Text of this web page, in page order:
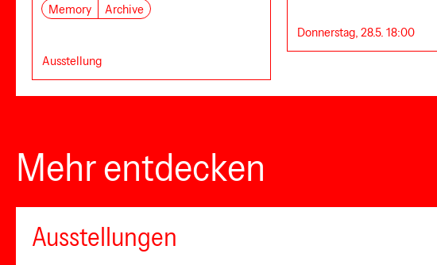
Memory Archive
Ausstellung
Donnerstag, 28.5. 18:00
Mehr entdecken
Ausstellungen